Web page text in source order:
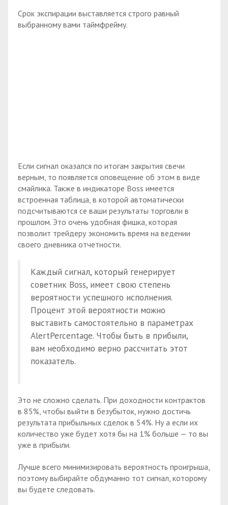
Срок экспирации выставляется строго равный
выбранному вами таймфрейму.
Если сигнал оказался по итогам закрытия свечи
верным, то появляется оповещение об этом в виде
смайлика. Также в индикаторе Boss имеется
встроенная таблица, в которой автоматически
подсчитываются се ваши результаты торговли в
прошлом. Это очень удобная фишка, которая
позволит трейдеру экономить время на ведении
своего дневника отчетности.
Каждый сигнал, который генерирует
советник Boss, имеет свою степень
вероятности успешного исполнения.
Процент этой вероятности можно
выставить самостоятельно в параметрах
AlertPercentage. Чтобы быть в прибыли,
вам необходимо верно рассчитать этот
показатель.
Это не сложно сделать. При доходности контрактов
в 85%, чтобы выйти в безубыток, нужно достичь
результата прибыльных сделок в 54%. Ну а если их
количество уже будет хотя бы на 1% больше — то вы
уже в прибыли.
Лучше всего минимизировать вероятность проигрыша,
поэтому выбирайте обдуманно тот сигнал, которому
вы будете следовать.